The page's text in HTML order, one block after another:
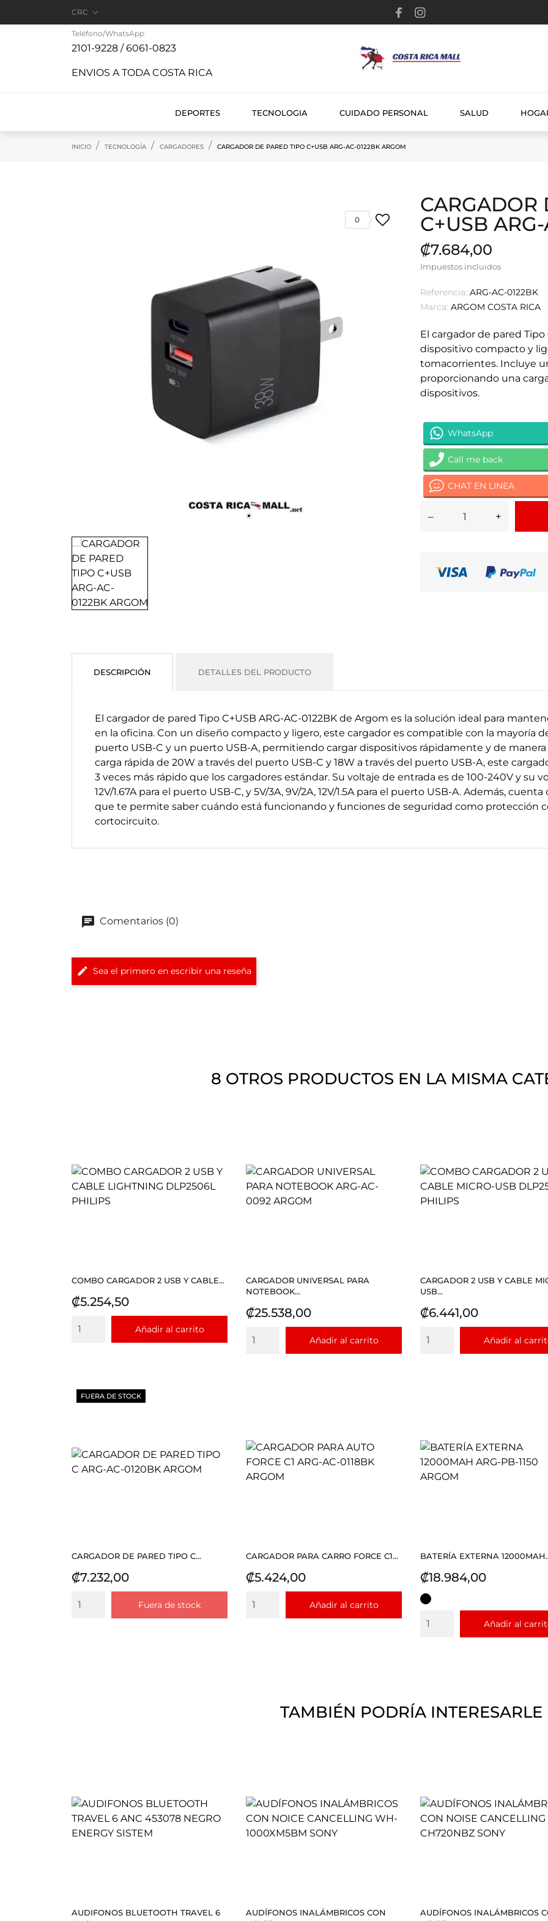
CRC 
Teléfono/WhatsApp
2101-9228 / 6061-0823
ENVIOS A TODA COSTA RICA
DEPORTES TECNOLOGIA CUIDADO PERSONAL SALUD
INICIO TECNOLOGÍA CARGADORES CARGADOR DE PARED TIPO C+USB ARG-AC-0122BK ARGOM
0
CARGADOR
C+USB
₡7.684,00
Impuestos incluidos
Referencia: ARG-AC-0122BK
Marca: ARGOM COSTA RICA
El cargador de pared Tipo
dispositivo compacto y
tomacorrientes. Incluye
proporcionando una
dispositivos.
WhatsApp
Call me back
CHAT EN LINEA
– +
DESCRIPCIÓN DETALLES DEL PRODUCTO
El cargador de pared Tipo C+USB ARG-AC-0122BK de Argom es la solución ideal para
en la oficina. Con un diseño compacto y ligero, este cargador es compatible con la mayoría
puerto USB-C y un puerto USB-A, permitiendo cargar dispositivos rápidamente y de
carga rápida de 20W a través del puerto USB-C y 18W a través del puerto USB-A, este
3 veces más rápido que los cargadores estándar. Su voltaje de entrada es de 100-240V y su
12V/1.67A para el puerto USB-C, y 5V/3A, 9V/2A, 12V/1.5A para el puerto USB-A. Además,
que te permite saber cuándo está funcionando y funciones de seguridad como protección
cortocircuito.
Comentarios (0)
Sea el primero en escribir una reseña
8 OTROS PRODUCTOS EN LA MISMA
COMBO CARGADOR 2 USB Y CABLE...
Precio
₡5.254,50
Añadir al carrito
CARGADOR UNIVERSAL PARA
NOTEBOOK...
Precio
₡25.538,00
Añadir al carrito
CARGADOR 2 USB Y CABLE
USB...
Precio
₡6.441,00
Añadir al
CARGADOR DE PARED TIPO C...
Precio
₡7.232,00
Fuera de stock
FUERA DE STOCK
CARGADOR PARA CARRO FORCE C1...
Precio
₡5.424,00
Añadir al carrito
BATERÍA EXTERNA
Precio
₡18.984,00
NEGRO
Añadir al
TAMBIÉN PODRÍA INTERESARLE
AUDIFONOS BLUETOOTH TRAVEL 6
AUDÍFONOS INALÁMBRICOS CON
AUDÍFONOS INALÁMBRICOS